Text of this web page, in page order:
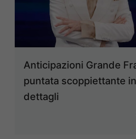
Anticipazioni Grande
puntata scoppiettante
dettagli